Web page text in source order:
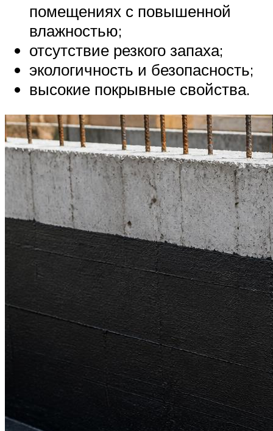
помещениях с повышенной
влажностью;
отсутствие резкого запаха;
экологичность и безопасность;
высокие покрывные свойства.